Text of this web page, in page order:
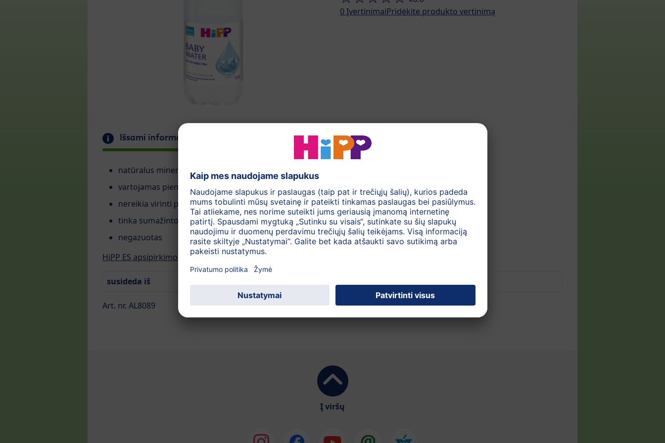
0ĮvertinimaiPridėkite produkto vertinimą
Išsami informacija Klausimai ir atsakymai
natūralus mineralinis vanduo, tinkantis kūdikių maisto gamybai
vartojamas pieno mišiniams, košėms, arbatoms ruošti, sultims skiesti, troškuliui malšinti
nereikia virinti pirmą parą
tinka sumažinto natrio kiekio dietai
negazuotas
HiPP ES apsipirkimo vadovas
susideda iš
Art. nr. AL8089
Į viršų